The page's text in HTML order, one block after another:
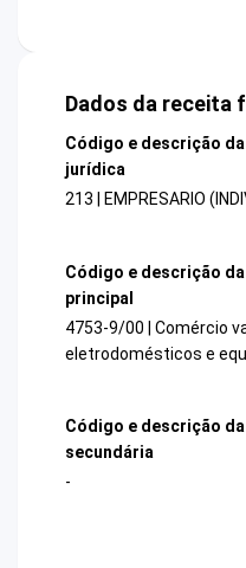
Dados da receita
Código e descrição
jurídica
213 | EMPRESARIO
Código e descrição
principal
4753-9/00 | Comércio
eletrodomésticos e
Código e descrição
secundária
-